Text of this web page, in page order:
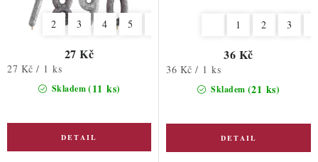
2 3 4 5
Skladem(11 ks)
27 Kč
Měrná
27 Kč / 1 ks
1 2 3
Skladem (21 ks)
36 Kč
Měrná
36 Kč / 1 ks